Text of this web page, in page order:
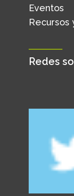
Eventos
Recursos
Redes